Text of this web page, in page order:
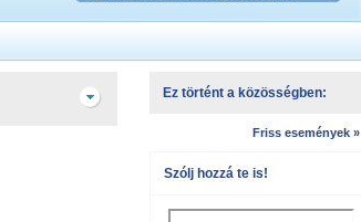
Ez történt a közösségben:
Friss események »
Szólj hozzá te is!